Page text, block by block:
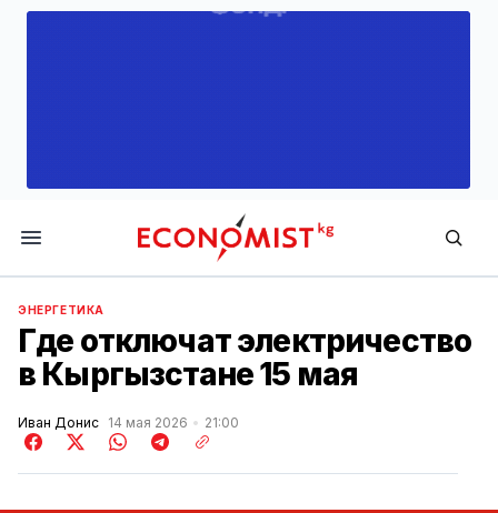
Economist.kg
ЭНЕРГЕТИКА
Где отключат электричество
в Кыргызстане 15 мая
Иван Донис 14 мая 2026 21:00